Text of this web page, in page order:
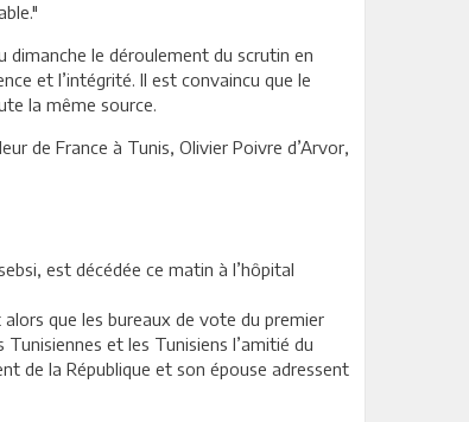
le déroulement du scrutin en
et l’intégrité. Il est convaincu que le
la même source.
de France à Tunis, Olivier Poivre d’Arvor,
est décédée ce matin à l’hôpital
que les bureaux de vote du premier
et les Tunisiens l’amitié du
de la République et son épouse adressent